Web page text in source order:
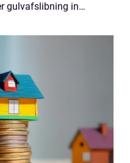
gulvafslibning ind
de...